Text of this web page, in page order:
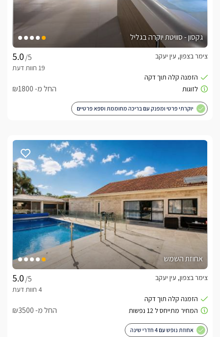
גקסון - סוויטת יוקרה בגליל
/5
צימר בצפון, עין יעקב
החל מ- ₪1800
יוקרתי פרטי ומפנק עם בריכה מחוממת וספא פרטיים
אחוזת השמש
/5
צימר בצפון, עין יעקב
החל מ- ₪3500
אחוזת נופש עם 4 חדרי שינה